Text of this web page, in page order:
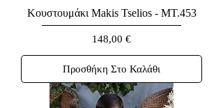
Κουστουμάκι Makis Tselios - MT.453
Τιμή
148,00 €
Προσθήκη Στο Καλάθι